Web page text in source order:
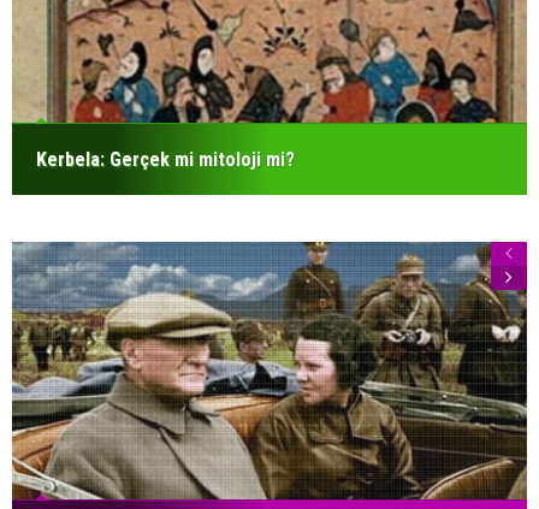
Kerbela: Gerçek mi mitoloji mi?